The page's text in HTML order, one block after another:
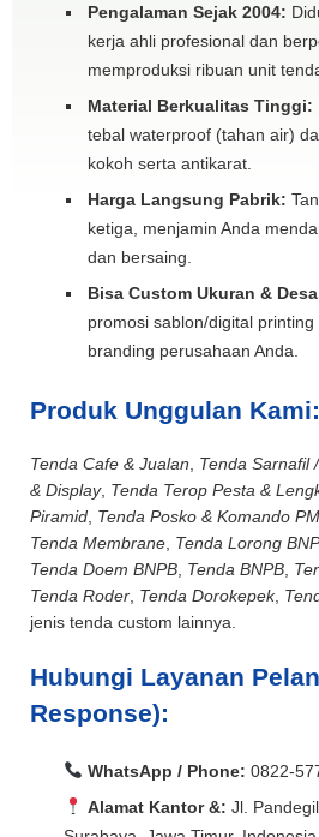
Pengalaman Sejak 2004:
kerja ahli profesional dan
memproduksi ribuan unit
Material Berkualitas Tinggi:
tebal waterproof (tahan air)
kokoh serta antikarat.
Harga Langsung Pabrik:
ketiga, menjamin Anda
dan bersaing.
Bisa Custom Ukuran &
promosi sablon/digital
branding perusahaan Anda.
Produk Unggulan Kami:
Tenda Cafe & Jualan Tenda Sarnafil
& Display, Tenda Terop Pesta &
Piramid Tenda Posko & Komando
Tenda Membrane Tenda Lorong
Tenda Doem BNPB Tenda BNPB
Tenda Roder Tenda Dorokepek,
jenis tenda custom lainnya.
Hubungi Layanan
Response):
WhatsApp / Phone: 0822-
Alamat Kantor &: Jl.